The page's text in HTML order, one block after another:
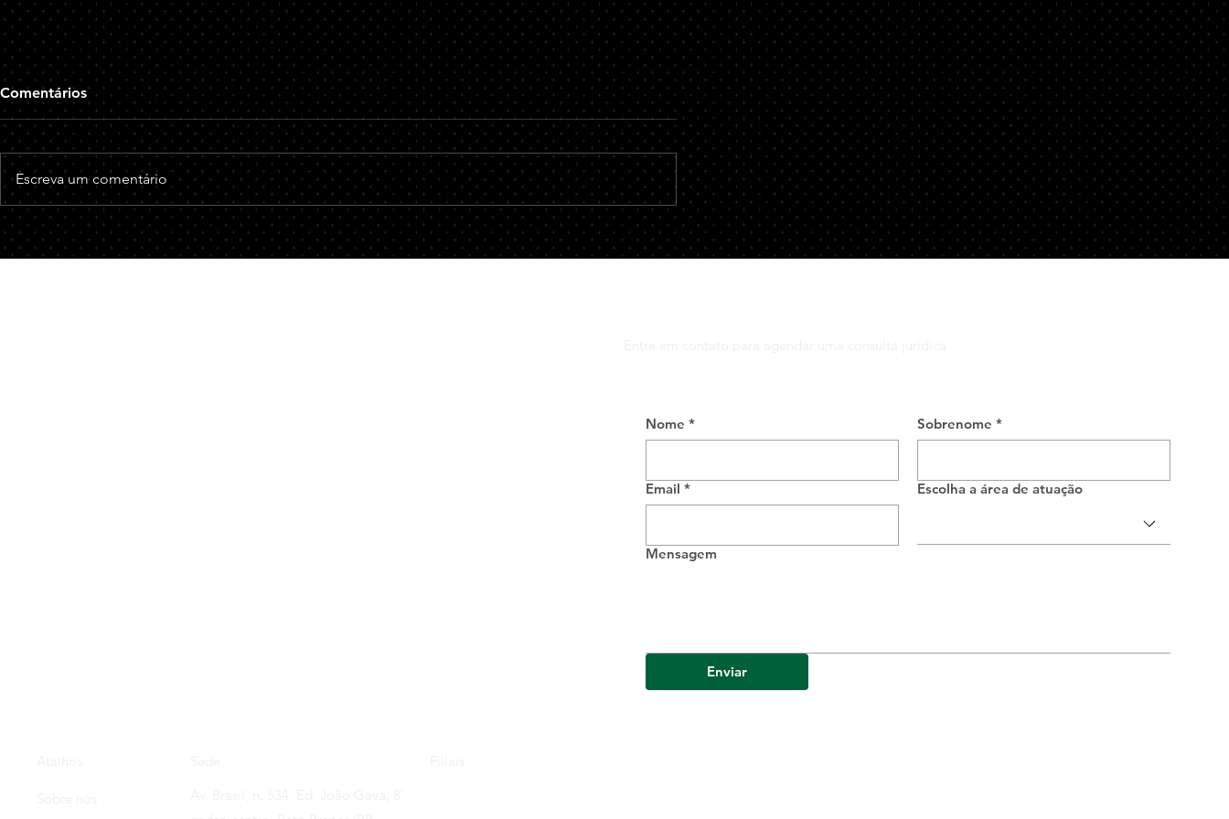
A Súmula 676 do STJ e seus
Reflexos no Âmbito Penal
Conforme súmula 676 do
Superior Tribunal de Justiça (STJ)
estabelece que: "É indevido o
reconhecimento, de ofício, da
prisão preventiva...
O Crime de Estelionato e
suas Repercussões no
Âmbito Privado e Social
O estelionato, tipificado no artigo
171 do Código Penal Brasileiro, é
um crime que visa à obtenção de
vantagem ilícita em prejuízo de...
A Despedida e os Direitos
Trabalhistas na Despedida
Sem Justa Causa
Ao abordar sobre a questão da
demissão sem justa causa a
Declaração Universal dos Direitos
Humanos (DUDH), adotada pela
ONU em 1948,...
Comentários
Escreva um comentário
Nome * Sobrenome *
Email * Escolha a área de atuação
Mensagem
Enviar